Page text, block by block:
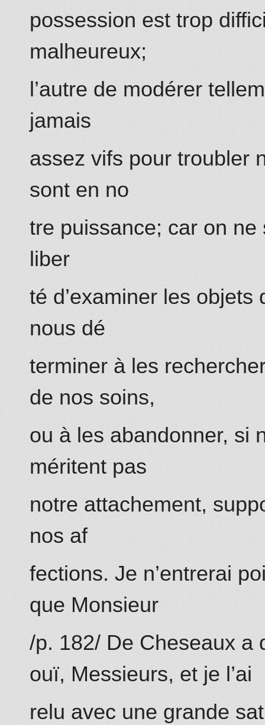
possession est trop
malheureux;
l’autre de modérer
jamais
assez vifs pour troubler
sont en no
tre puissance; car on ne
liber
té d’examiner les
nous dé
terminer à les
de nos soins,
ou à les abandonner, si
méritent pas
notre attachement,
nos af
fections. Je n’entrerai
que Monsieur
/p. 182/ De Cheseaux a
ouï, Messieurs, et je l’ai
relu avec une grande